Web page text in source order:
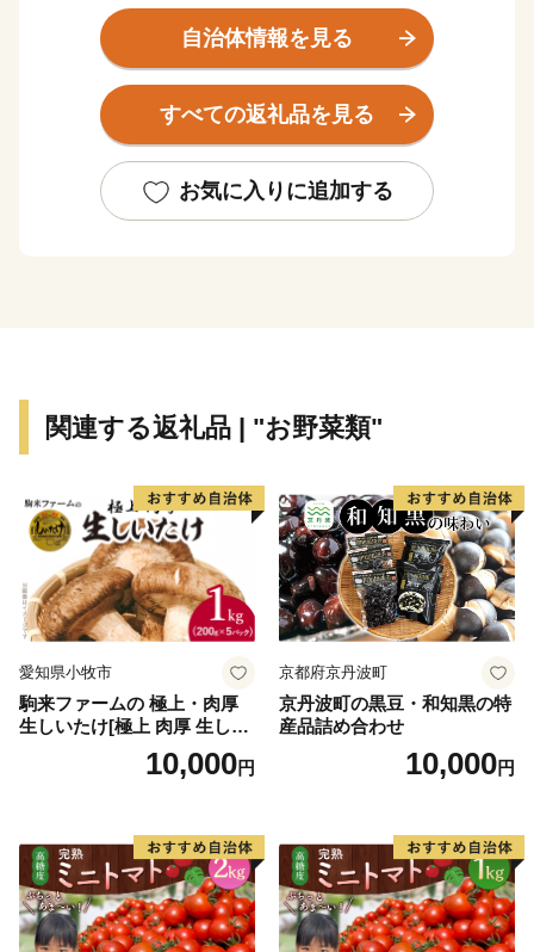
三階櫓という新発田のシンボル新発田城のある城下町で
もあります。歴史と文化が漂うまちをお愉しみいただい
た後は、全国でもトップクラスの硫黄成分含有量を誇る
名湯『月岡温泉』で、エメラルドグリーンに輝くお湯を
味を堪能できます。
観光スポットに立ち寄り、旅館でゆったり、美味しい料
自治体情報を見る
すべての返礼品を見る
お気に入りに追加する
関連する返礼品 | "お野菜類"
愛知県小牧市
駒来ファームの 極上・肉厚
生しいたけ[極上 肉厚 生しい
たけ 生シイタケ 生椎茸 安心
安全 国産 採れたて 新鮮 きの
10,000円
京都府京丹波町
京丹波町の黒豆・和知黒の特
産品詰め合わせ
10,000円